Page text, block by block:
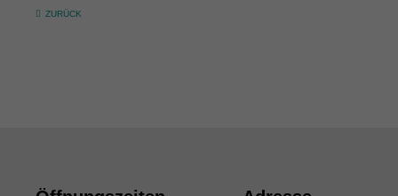
ZURÜCK